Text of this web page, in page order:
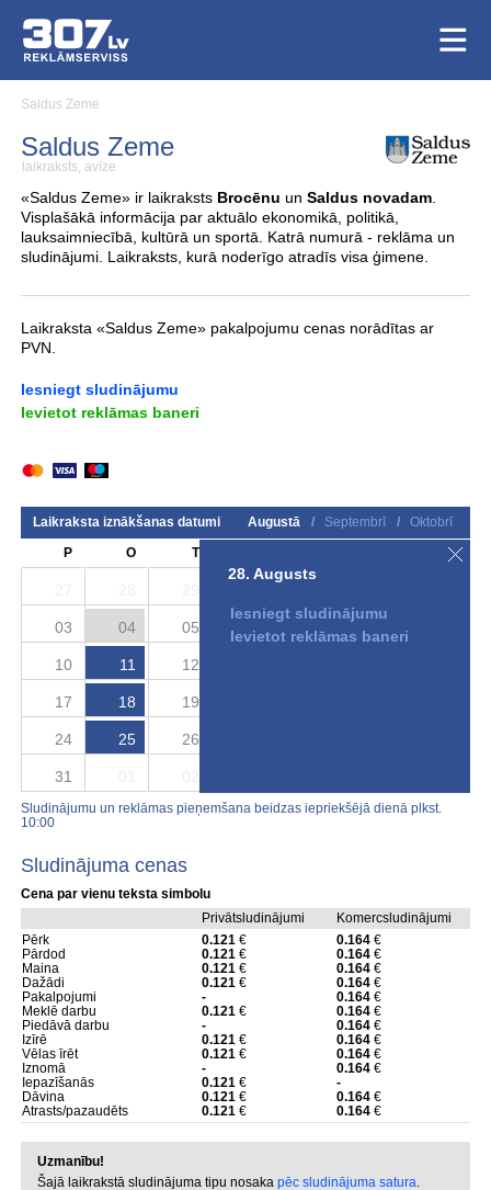
Saldus Zeme
Saldus Zeme
laikraksts, avīze
«Saldus Zeme» ir laikraksts Brocēnu un Saldus novadam.
Visplašākā informācija par aktuālo ekonomikā, politikā,
lauksaimniecībā, kultūrā un sportā. Katrā numurā - reklāma un
sludinājumi. Laikraksts, kurā noderīgo atradīs visa ģimene.
Laikraksta «Saldus Zeme» pakalpojumu cenas norādītas ar
PVN.
Iesniegt sludinājumu
Ievietot reklāmas baneri
Laikraksta iznākšanas datumi Augustā / Septembrī /
Oktobrī
P
O T S
03 04 05 06 07
10 11 12
17 18 19
24 25 26
31
28. Augusts
Iesniegt sludinājumu
Ievietot reklāmas baneri
Sludinājumu un reklāmas pieņemšana beidzas iepriekšējā dienā plkst.
10:00
Sludinājuma cenas
Cena par vienu teksta simbolu
Privātsludinājumi
Komercsludinājumi
Pērk
0.121€ 0.164€
Pārdod
0.121€ 0.164€
Maina
0.121€ 0.164€
Dažādi
0.121€ 0.164€
Pakalpojumi
- 0.164€
Meklē darbu
0.121€ 0.164€
Piedāvā darbu
- 0.164€
Izīrē
0.121€ 0.164€
Vēlas īrēt
0.121€ 0.164€
Iznomā
- 0.164€
Iepazīšanās
0.121€
-
Dāvina
0.121€ 0.164€
Atrasts/pazaudēts
0.121€ 0.164€
Uzmanību!
Šajā laikrakstā sludinājuma tipu nosaka pēc sludinājuma satura.